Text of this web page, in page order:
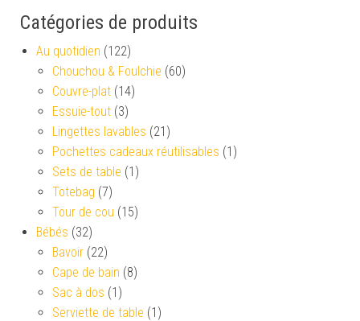
Catégories de produits
Au quotidien (122)
Chouchou & Foulchie (60)
Couvre-plat (14)
Essuie-tout (3)
Lingettes lavables (21)
Pochettes cadeaux réutilisables (1)
Sets de table (1)
Totebag (7)
Tour de cou (15)
Bébés (32)
Bavoir (22)
Cape de bain (8)
Sac à dos (1)
Serviette de table (1)